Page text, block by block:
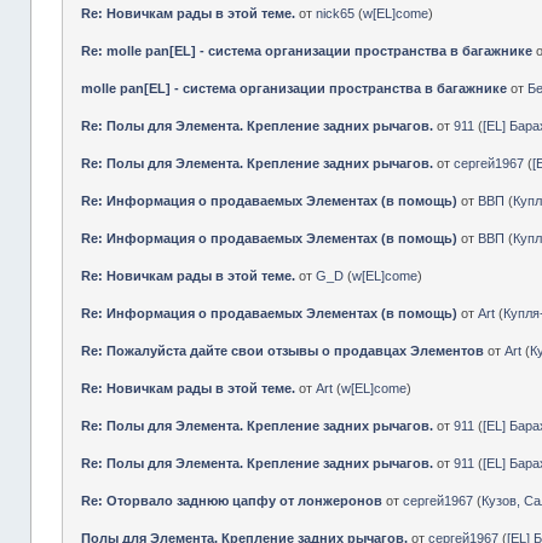
Re: Новичкам рады в этой теме. отnick65 (w[EL]come)
Re: molle pan[EL] - система организации пространства в багажнике
molle pan[EL] - система организации пространства в багажнике от
Re: Полы для Элемента. Крепление задних рычагов. от911 ([EL]
Re: Полы для Элемента. Крепление задних рычагов. отсергей1967 (
Re: Информация о продаваемых Элементах (в помощь) от ВВП (
Re: Информация о продаваемых Элементах (в помощь) от ВВП (
Re: Новичкам рады в этой теме. отG_D (w[EL]come)
Re: Информация о продаваемых Элементах (в помощь) отArt (
Re: Пожалуйста дайте свои отзывы о продавцах Элементов отArt (
Re: Новичкам рады в этой теме. отArt (w[EL]come)
Re: Полы для Элемента. Крепление задних рычагов. от911 ([EL]
Re: Полы для Элемента. Крепление задних рычагов. от911 ([EL]
Re: Оторвало заднюю цапфу от лонжеронов отсергей1967 (Кузов,
Полы для Элемента. Крепление задних рычагов. отсергей1967 ([EL]